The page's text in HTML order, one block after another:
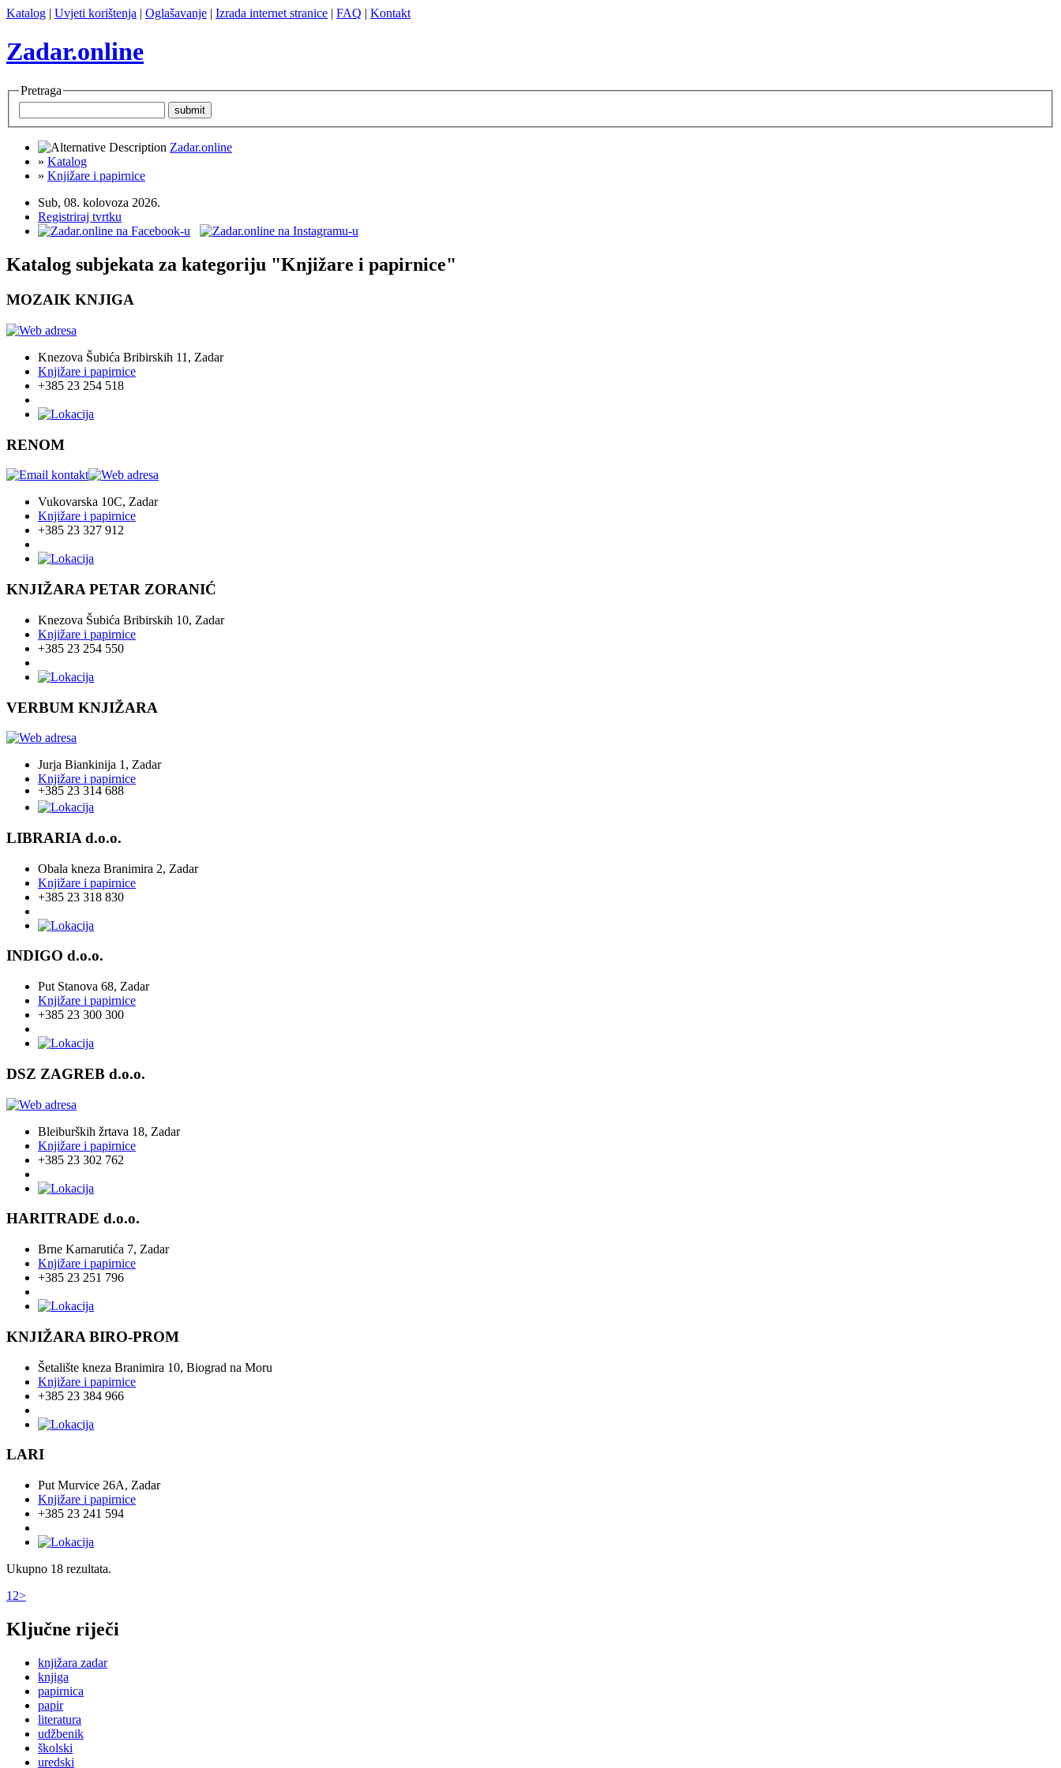
Katalog | Uvjeti korištenja | Oglašavanje | Izrada internet stranice | FAQ | Kontakt
Zadar.online
Pretraga
Zadar.online
» Katalog
» Knjižare i papirnice
Sub, 08. kolovoza 2026.
Registriraj tvrtku
Katalog subjekata za kategoriju "Knjižare i papirnice"
MOZAIK KNJIGA
Knezova Šubića Bribirskih 11, Zadar
Knjižare i papirnice
+385 23 254 518
RENOM
Vukovarska 10C, Zadar
Knjižare i papirnice
+385 23 327 912
KNJIŽARA PETAR ZORANIĆ
Knezova Šubića Bribirskih 10, Zadar
Knjižare i papirnice
+385 23 254 550
VERBUM KNJIŽARA
Jurja Biankinija 1, Zadar
Knjižare i papirnice
+385 23 314 688
LIBRARIA d.o.o.
Obala kneza Branimira 2, Zadar
Knjižare i papirnice
+385 23 318 830
INDIGO d.o.o.
Put Stanova 68, Zadar
Knjižare i papirnice
+385 23 300 300
DSZ ZAGREB d.o.o.
Bleiburških žrtava 18, Zadar
Knjižare i papirnice
+385 23 302 762
HARITRADE d.o.o.
Brne Karnarutića 7, Zadar
Knjižare i papirnice
+385 23 251 796
KNJIŽARA BIRO-PROM
Šetalište kneza Branimira 10, Biograd na Moru
Knjižare i papirnice
+385 23 384 966
LARI
Put Murvice 26A, Zadar
Knjižare i papirnice
+385 23 241 594
Ukupno 18 rezultata.
1 2>
Ključne riječi
knjižara zadar
knjiga
papirnica
papir
literatura
udžbenik
školski
uredski